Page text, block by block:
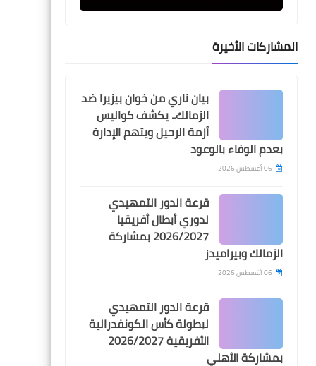
Egypt
3 تغييرات فى تشكيلة الاهلى
لمباراة الداخلية
مجموعة قوية لمصر فى
تصفيات امم افريقيا .. و قرعة
متوازنة للكبار
Egypt
المشاركات الأخيرة
بيان ناري من خوان بيزيرا ضد
الزمالك.. يكشف كواليس
أزمة الرحيل ويتهم الإدارة
بعدم الوفاء بالوعود
06 أغسطس 2026
قرعة الدور التمهيدي
لدوري أبطال أفريقيا
2026/2027 بمشاركة
الزمالك وبيراميدز
06 أغسطس 2026
قرعة الدور التمهيدي
لبطولة كأس الكونفدرالية
الأفريقية 2026/2027
بمشاركة الأهلي